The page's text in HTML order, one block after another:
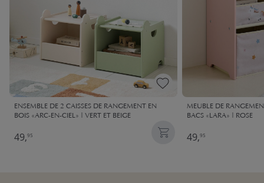
ENSEMBLE DE 2 CAISSES DE RANGEMENT EN
BOIS «ARC-EN-CIEL» | VERT ET BEIGE
49,95
MEUBLE DE
BACS «LARA» | ROSE
49,95